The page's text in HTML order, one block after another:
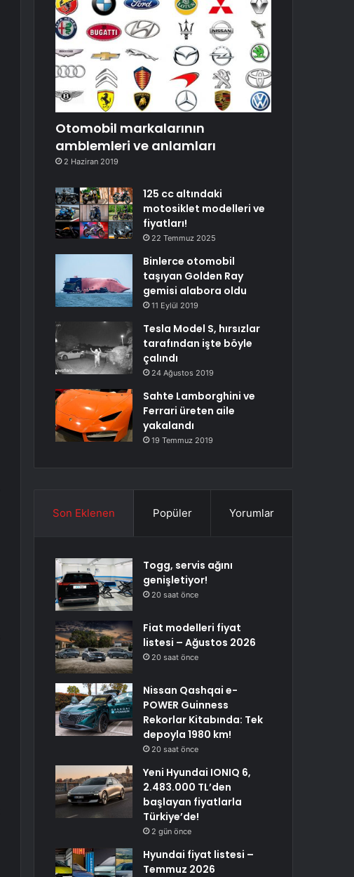
Otomobil markalarının
amblemleri ve anlamları
2 Haziran 2019
125 cc altındaki
motosiklet modelleri ve
fiyatları!
22 Temmuz 2025
Binlerce otomobil
taşıyan Golden Ray
gemisi alabora oldu
11 Eylül 2019
Tesla Model S, hırsızlar
tarafından işte böyle
çalındı
24 Ağustos 2019
Sahte Lamborghini ve
Ferrari üreten aile
yakalandı
19 Temmuz 2019
Son Eklenen Popüler Yorumlar
Togg, servis ağını
genişletiyor!
20 saat önce
Fiat modelleri fiyat
listesi – Ağustos 2026
20 saat önce
Nissan Qashqai e-
POWER Guinness
Rekorlar Kitabında: Tek
depoyla 1980 km!
20 saat önce
Yeni Hyundai IONIQ 6,
2.483.000 TL’den
başlayan fiyatlarla
Türkiye’de!
2 gün önce
Hyundai fiyat listesi –
Temmuz 2026